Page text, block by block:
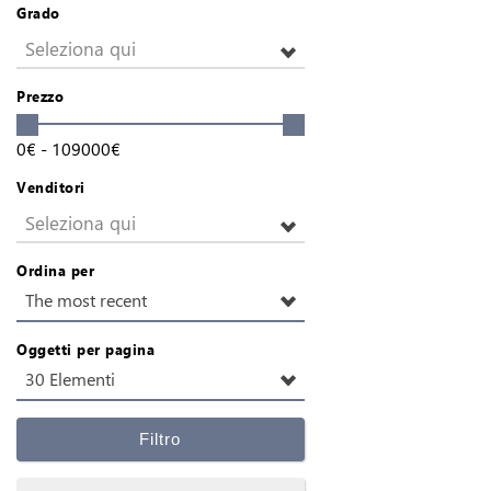
Grado
Seleziona qui
Prezzo
0€ - 109000€
Venditori
Seleziona qui
Ordina per
The most recent
Oggetti per pagina
30 Elementi
Filtro